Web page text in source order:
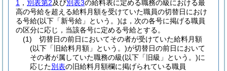
1 ， 別表第2及び別表3の給料表に定める職務の級における最
高の号給を超える給料月額を受けていた職員の切替日におけ
る号給(以下「新号給」という。)は，次の各号に掲げる職員
の区分に応じ，当該各号に定める号給とする。
(1) 切替日の前日においてその者が受けていた給料月額
(以下「旧給料月額」という。)が切替日の前日において
その者が属していた職務の級(以下「旧級」という。)に
応じた別表の旧給料月額欄に掲げられている職員